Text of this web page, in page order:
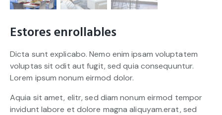
Estores enrollables
Dicta sunt explicabo. Nemo enim ipsam voluptatem
voluptas sit odit aut fugit, sed quia consequuntur.
Lorem ipsum nonum eirmod dolor.
Aquia sit amet, elitr, sed diam nonum eirmod tempor
invidunt labore et dolore magna aliquyam.erat, sed